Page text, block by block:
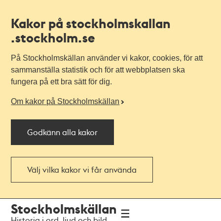
Kakor på stockholmskallan
.stockholm.se
På Stockholmskällan använder vi kakor, cookies, för att
sammanställa statistik och för att webbplatsen ska
fungera på ett bra sätt för dig.
Om kakor på Stockholmskällan
Godkänn alla kakor
Välj vilka kakor vi får använda
navigationen
huvudinnehållet
Stockholmskällan